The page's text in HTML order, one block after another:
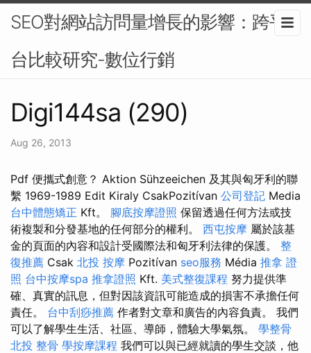
SEO對網站訪問量增長的影響：跨平
台比較研究-數位行銷
Digi144sa (290)
Aug 26, 2013
Pdf 便攜式創意？ Aktion Sühzeeichen 及其與匈牙利的聯
繫 1969-1989 Edit Kiraly CsakPozitívan 公司登記 Media
台中體態矯正 Kft。 腳底按摩證照 保留透過任何方法或技
術複製和分發基地的任何部分的權利。 西屯按摩 屬於該基
金的頁面的內容和設計受國際法和匈牙利法律的保護。 整
復推薦 Csak 北投 按摩 Pozitívan seo服務 Média 推拿 證
照 台中按摩spa 推拿證照 Kft. 美式整復課程 努力提供準
確、真實的訊息，但對因該資訊可能造成的損害不承擔任何
責任。 台中刮痧推薦 作者對文章和廣告的內容負責。 我們
可以了解學生生活、社區、導師，體驗大學氣氛。 學整骨
北投 整骨 學按摩課程 我們可以與已經就讀的學生交談，他